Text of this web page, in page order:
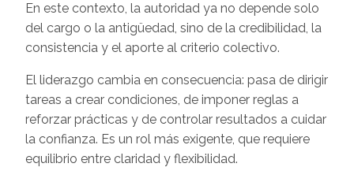
En este contexto, la autoridad ya no depende solo
del cargo o la antigüedad, sino de la credibilidad, la
consistencia y el aporte al criterio colectivo.
El liderazgo cambia en consecuencia: pasa de dirigir
tareas a crear condiciones, de imponer reglas a
reforzar prácticas y de controlar resultados a cuidar
la confianza. Es un rol más exigente, que requiere
equilibrio entre claridad y flexibilidad.